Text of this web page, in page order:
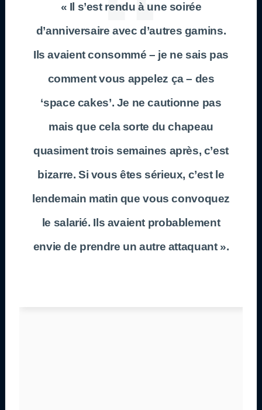
« Il s’est rendu à une soirée
d’anniversaire avec d’autres gamins.
Ils avaient consommé – je ne sais pas
comment vous appelez ça – des
‘space cakes’. Je ne cautionne pas
mais que cela sorte du chapeau
quasiment trois semaines après, c’est
bizarre. Si vous êtes sérieux, c’est le
lendemain matin que vous convoquez
le salarié. Ils avaient probablement
envie de prendre un autre attaquant ».